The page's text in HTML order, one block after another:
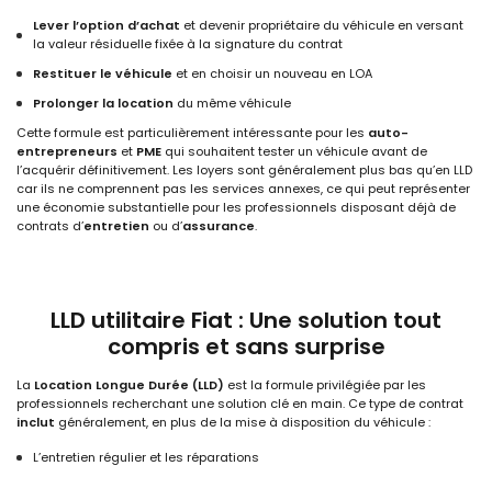
Lever l’option d’achat et devenir propriétaire du véhicule en versant
la valeur résiduelle fixée à la signature du contrat
Restituer le véhicule et en choisir un nouveau en LOA
Prolonger la location du même véhicule
Cette formule est particulièrement intéressante pour les auto-
entrepreneurs et PME qui souhaitent tester un véhicule avant de
l’acquérir définitivement. Les loyers sont généralement plus bas qu’en LLD
car ils ne comprennent pas les services annexes, ce qui peut représenter
une économie substantielle pour les professionnels disposant déjà de
contrats d’entretien ou d’assurance.
LLD utilitaire Fiat : Une solution tout
compris et sans surprise
La Location Longue Durée (LLD) est la formule privilégiée par les
professionnels recherchant une solution clé en main. Ce type de contrat
inclut généralement, en plus de la mise à disposition du véhicule :
L’entretien régulier et les réparations